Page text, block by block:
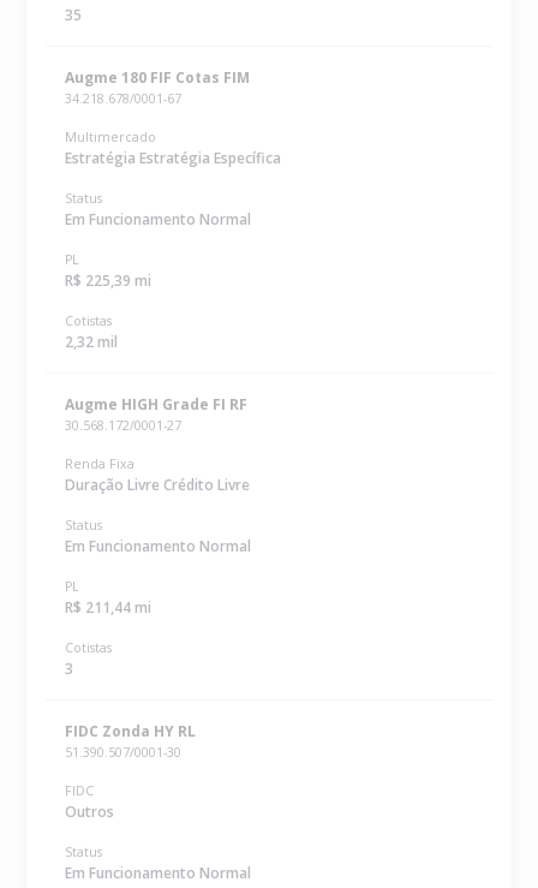
35
Augme 180 FIF Cotas FIM
34.218.678/0001-67
Multimercado
Estratégia Estratégia Específica
Status
Em Funcionamento Normal
PL
R$ 225,39 mi
Cotistas
2,32 mil
Augme HIGH Grade FI RF
30.568.172/0001-27
Renda Fixa
Duração Livre Crédito Livre
Status
Em Funcionamento Normal
PL
R$ 211,44 mi
Cotistas
3
FIDC Zonda HY RL
51.390.507/0001-30
FIDC
Outros
Status
Em Funcionamento Normal